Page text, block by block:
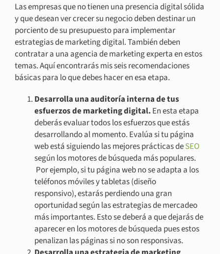
Las empresas que no tienen una presencia digital sólida
y que desean ver crecer su negocio deben destinar un
porciento de su presupuesto para implementar
estrategias de marketing digital. También deben
contratar a una agencia de marketing experta en estos
temas. Aquí encontrarás mis seis recomendaciones
básicas para lo que debes hacer en esa etapa.
Desarrolla una auditoría interna de tus
esfuerzos de marketing digital. En esta etapa
deberás evaluar todos los esfuerzos que estás
desarrollando al momento. Evalúa si tu página
web está siguiendo las mejores prácticas deSEO
según los motores de búsqueda más populares.
Por ejemplo, si tu página web no se adapta a los
teléfonos móviles y tabletas (diseño
responsivo), estarás perdiendo una gran
oportunidad según las estrategias de mercadeo
más importantes. Esto se deberá a que dejarás de
aparecer en los motores de búsqueda pues estos
penalizan las páginas si no son responsivas.